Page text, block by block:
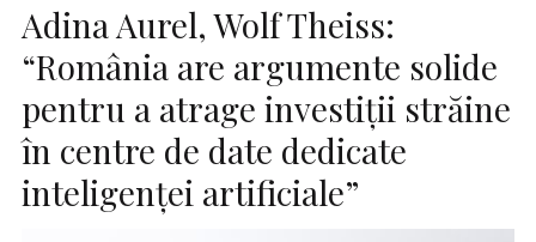
Adina Aurel, Wolf Theiss:
“România are argumente solide
pentru a atrage investiții străine
în centre de date dedicate
inteligenței artificiale”